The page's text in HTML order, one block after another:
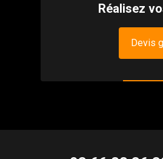
Réalisez
Devis